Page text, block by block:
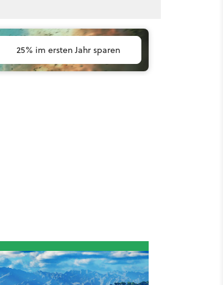
25% im ersten Jahr sparen